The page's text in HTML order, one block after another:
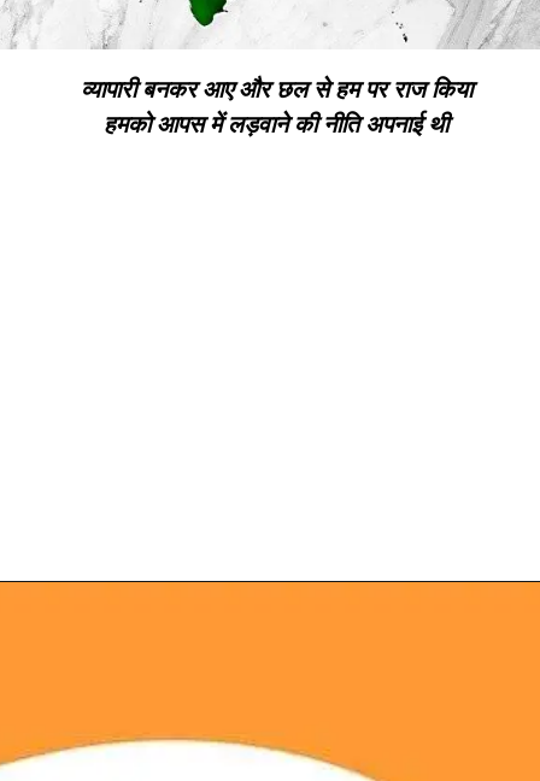
व्यापारी बनकर आए और छल से हम पर राज किया
हमको आपस में लड़वाने की नीति अपनाई थी